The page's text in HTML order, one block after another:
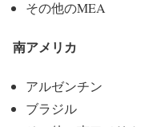
その他のMEA
南アメリカ
アルゼンチン
ブラジル